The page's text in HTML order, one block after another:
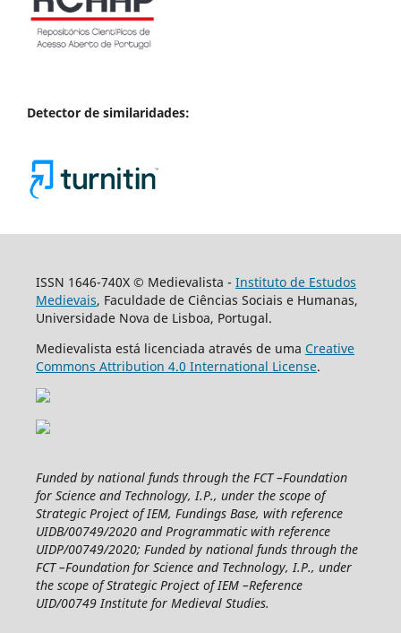
Detector de similaridades:
ISSN 1646-740X © Medievalista - Instituto de Estudos
Medievais, Faculdade de Ciências Sociais e Humanas,
Universidade Nova de Lisboa, Portugal.
Medievalista está licenciada através de uma Creative
Commons Attribution 4.0 International License.
Funded by national funds through the FCT –Foundation
for Science and Technology, I.P., under the scope of
Strategic Project of IEM, Fundings Base, with reference
UIDB/00749/2020 and Programmatic with reference
UIDP/00749/2020; Funded by national funds through the
FCT –Foundation for Science and Technology, I.P., under
the scope of Strategic Project of IEM –Reference
UID/00749 Institute for Medieval Studies.